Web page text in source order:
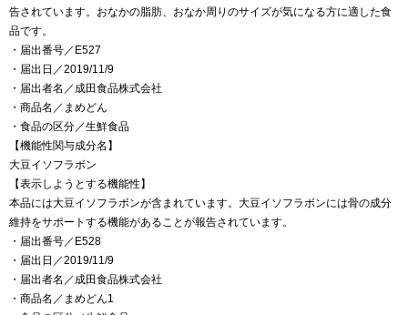
告されています。おなかの脂肪、おなか周りのサイズが気になる方に適した食
品です。
・届出番号／E527
・届出日／2019/11/9
・届出者名／成田食品株式会社
・商品名／まめどん
・食品の区分／生鮮食品
【機能性関与成分名】
大豆イソフラボン
【表示しようとする機能性】
本品には大豆イソフラボンが含まれています。大豆イソフラボンには骨の成分
維持をサポートする機能があることが報告されています。
・届出番号／E528
・届出日／2019/11/9
・届出者名／成田食品株式会社
・商品名／まめどん1